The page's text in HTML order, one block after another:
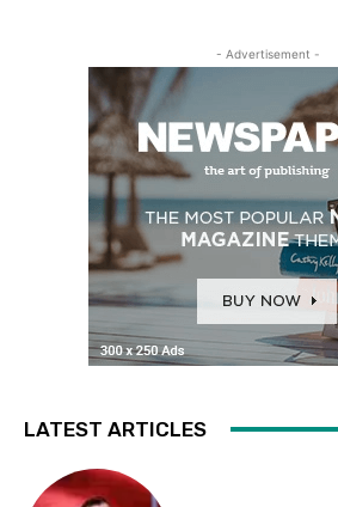
- Advertisement -
LATEST ARTICLES